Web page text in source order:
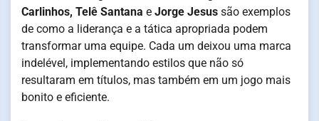
Carlinhos, Telê Santana e Jorge Jesus são exemplos
de como a liderança e a tática apropriada podem
transformar uma equipe. Cada um deixou uma marca
indelével, implementando estilos que não só
resultaram em títulos, mas também em um jogo mais
bonito e eficiente.